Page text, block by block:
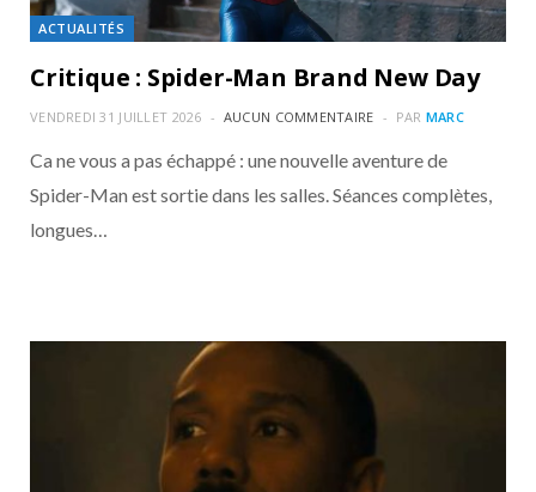
ACTUALITÉS
Critique : Spider-Man Brand New Day
VENDREDI 31 JUILLET 2026 AUCUN COMMENTAIRE PAR MARC
Ca ne vous a pas échappé : une nouvelle aventure de
Spider-Man est sortie dans les salles. Séances complètes,
longues…